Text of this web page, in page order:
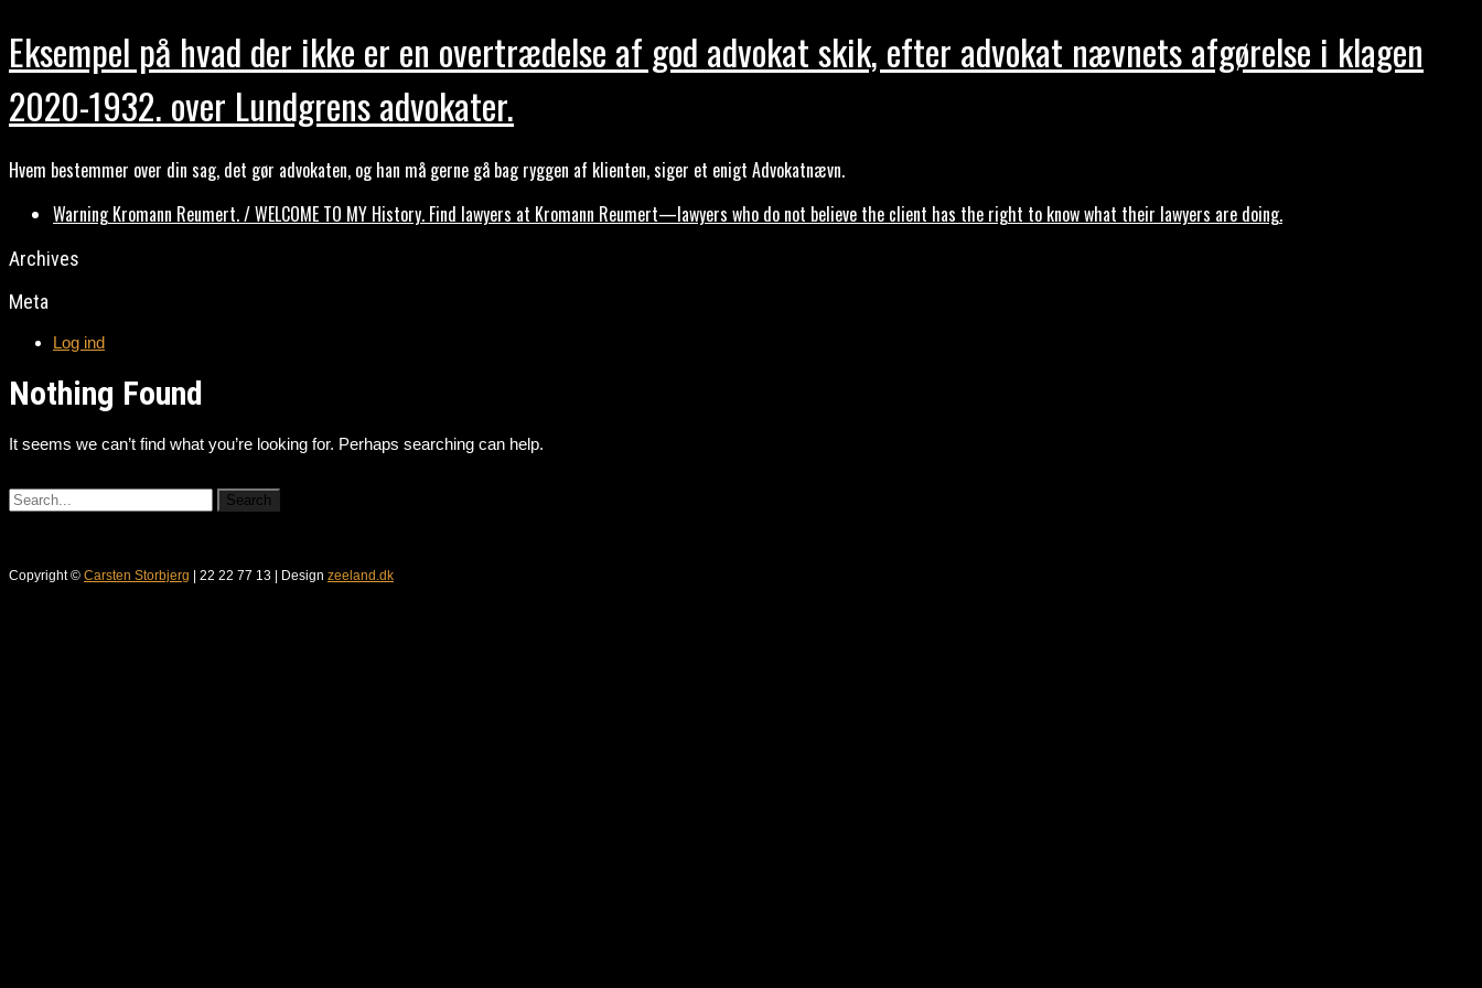
Eksempel på hvad der ikke er en overtrædelse af god advokat skik, efter advokat nævnets afgørelse i klagen
2020-1932. over Lundgrens advokater.
Hvem bestemmer over din sag, det gør advokaten, og han må gerne gå bag ryggen af klienten, siger et enigt Advokatnævn.
Warning Kromann Reumert. / WELCOME TO MY History. Find lawyers at Kromann Reumert—lawyers who do not believe the client has the right to know what their lawyers are doing.
Archives
Meta
Log ind
Nothing Found
It seems we can’t find what you’re looking for. Perhaps searching can help.
Copyright © Carsten Storbjerg | 22 22 77 13 | Design zeeland.dk